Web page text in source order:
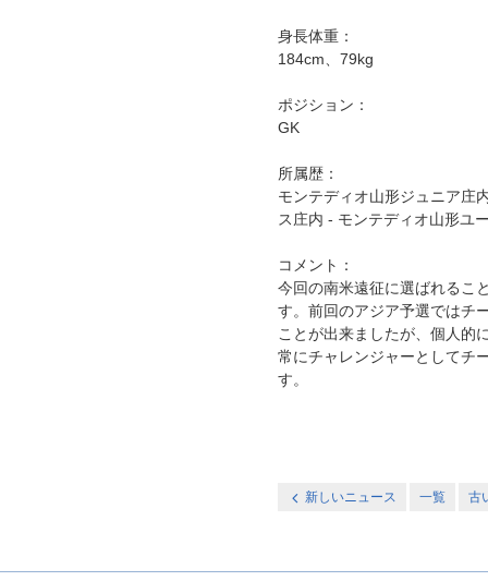
身長体重：
184cm、79kg
ポジション：
GK
所属歴：
モンテディオ山形ジュニア庄
ス庄内 - モンテディオ山形ユ
コメント：
今回の南米遠征に選ばれるこ
す。前回のアジア予選ではチ
ことが出来ましたが、個人的
常にチャレンジャーとしてチ
す。
新しいニュース 一覧 古